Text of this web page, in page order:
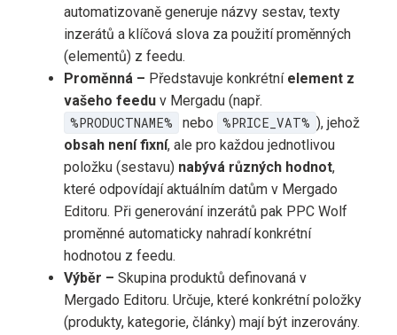
automatizovaně generuje názvy sestav, texty
inzerátů a klíčová slova za použití proměnných
(elementů) z feedu.
Proměnná – Představuje konkrétní element z
vašeho feedu v Mergadu (např.
%PRODUCTNAME%
nebo %PRICE_VAT% ), jehož
obsah není fixní, ale pro každou jednotlivou
položku (sestavu) nabývá různých hodnot,
které odpovídají aktuálním datům v Mergado
Editoru. Při generování inzerátů pak PPC Wolf
proměnné automaticky nahradí konkrétní
hodnotou z feedu.
Výběr – Skupina produktů definovaná v
Mergado Editoru. Určuje, které konkrétní položky
(produkty, kategorie, články) mají být inzerovány.